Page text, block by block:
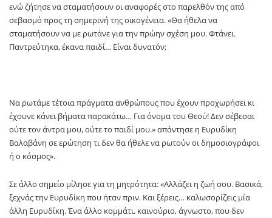
ενώ ζήτησε να σταματήσουν οι αναφορές στο παρελθόν της από
σεβασμό προς τη σημερινή της οικογένεια. «Θα ήθελα να
σταματήσουν να με ρωτάνε για την πρώην σχέση μου. Φτάνει.
Παντρεύτηκα, έκανα παιδί… Είναι δυνατόν;
Να ρωτάμε τέτοια πράγματα ανθρώπους που έχουν προχωρήσει κι
έχουνε κάνει βήματα παρακάτω… Για όνομα του Θεού! Δεν σέβεσαι
ούτε τον άντρα μου, ούτε το παιδί μου.» απάντησε η Ευρυδίκη
Βαλαβάνη σε ερώτηση τι δεν θα ήθελε να ρωτούν οι δημοσιογράφοι
ή ο κόσμος».
Σε άλλο σημείο μίλησε για τη μητρότητα: «Αλλάζει η ζωή σου. Βασικά,
ξεχνάς την Ευρυδίκη που ήταν πριν. Και ξέρεις… καλωσορίζεις μία
άλλη Ευρυδίκη. Ένα άλλο κομμάτι, καινούριο, άγνωστο, που δεν